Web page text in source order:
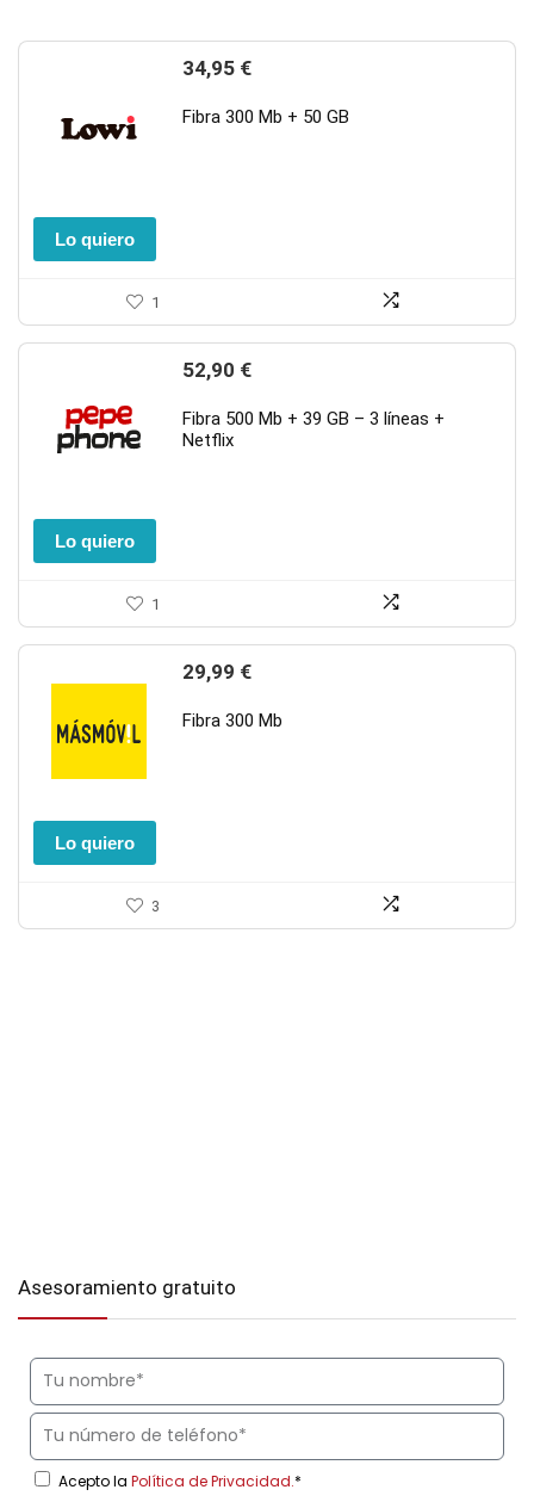
34,95 €
Fibra 300 Mb + 50 GB
1
Lo quiero
52,90 €
Fibra 500 Mb + 39 GB – 3 líneas +
Netflix
1
Lo quiero
29,99 €
Fibra 300 Mb
3
Lo quiero
Asesoramiento gratuito
Acepto la Política de Privacidad.*